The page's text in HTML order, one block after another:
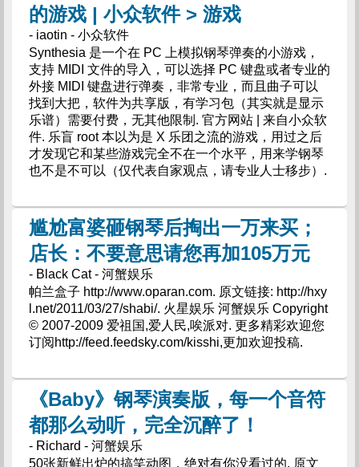
的游戏 | 小众软件 > 游戏
- iaotin - 小众软件
Synthesia 是一个在 PC 上模拟钢琴弹奏的小游戏，
支持 MIDI 文件的导入，可以选择 PC 键盘或者专业的
外接 MIDI 键盘进行弹奏，非常专业，而且曲子可以
找到大把，软件为共享版，有学习包（其实就是显示
乐谱）需要付费，无其他限制. 官方网站 | 来自小众软
件. 乐盲 root 本以为是 X 乐团之流的游戏，用过之后
才发现它和某些游戏完全不在一个水平，用来学钢琴
也不是不可以（仅代表自家观点，请专业人士移步）.
尴尬富婆砸钢琴后掏出一万来买；
店长：不要意思请您再加105万元
- Black Cat - 河蟹娱乐
帕兰盒子 http://www.oparan.com. 原文链接: http://hxy
l.net/2011/03/27/shabi/. 火星娱乐 河蟹娱乐 Copyright
© 2007-2009 爱祖国,爱人民,唉派对. 更多精彩欢迎您
订阅http://feed.feedsky.com/kisshi,更加欢迎投稿.
《Baby》钢琴演奏版，每一个音符
都那么动听，完全沉醉了！
- Richard - 河蟹娱乐
50张新鲜出炉的搞笑动图，绝对有你没看过的. 原文